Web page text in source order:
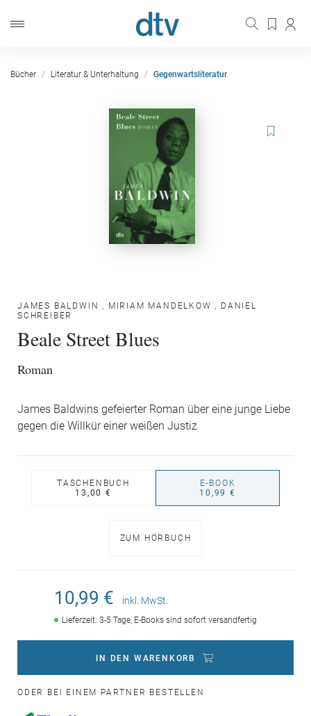
Bücher Literatur & Unterhaltung Gegenwartsliteratur
JAMES BALDWIN , MIRIAM MANDELKOW , DANIEL
SCHREIBER
Beale Street Blues
Roman
James Baldwins gefeierter Roman über eine junge Liebe
gegen die Willkür einer weißen Justiz
TASCHENBUCH
13,00 €
E-BOOK
10,99 €
ZUM HÖRBUCH
10,99 € inkl. MwSt.
Lieferzeit: 3-5 Tage, E-Books sind sofort versandfertig
IN DEN WARENKORB
ODER BEI EINEM PARTNER BESTELLEN